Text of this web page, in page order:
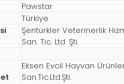
Pawstar
Türkiye
Şentürkler Veterinerlik
San. Tic. Ltd. Şti.
Eksen Evcil Hayvan
San.Tic.Ltd.Şti.